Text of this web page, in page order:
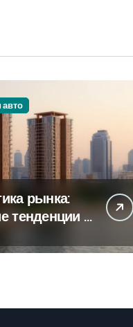
авто
рынка:
тенденции в
и